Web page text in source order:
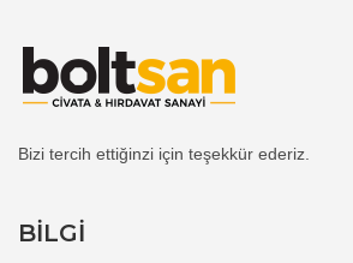
Bizi tercih ettiğinzi için teşekkür ederiz.
BİLGİ